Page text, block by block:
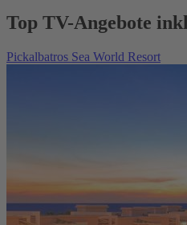
Top TV-Angebote
Pickalbatros Sea World Resort